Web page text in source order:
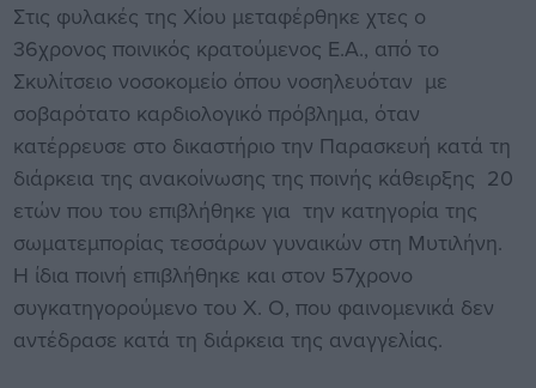
Στις φυλακές της Χίου μεταφέρθηκε χτες ο
36χρονος ποινικός κρατούμενος Ε.Α., από το
Σκυλίτσειο νοσοκομείο όπου νοσηλευόταν με
σοβαρότατο καρδιολογικό πρόβλημα, όταν
κατέρρευσε στο δικαστήριο την Παρασκευή κατά τη
διάρκεια της ανακοίνωσης της ποινής κάθειρξης 20
ετών που του επιβλήθηκε για την κατηγορία της
σωματεμπορίας τεσσάρων γυναικών στη Μυτιλήνη.
Η ίδια ποινή επιβλήθηκε και στον 57χρονο
συγκατηγορούμενο του Χ. Ο, που φαινομενικά δεν
αντέδρασε κατά τη διάρκεια της αναγγελίας.